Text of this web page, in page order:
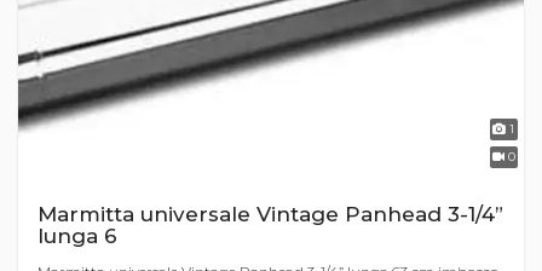
1
0
Marmitta universale Vintage Panhead 3-1/4”
lunga 6